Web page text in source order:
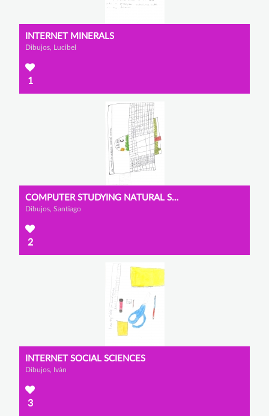
INTERNET MINERALS
Dibujos, Lucibel
1
COMPUTER STUDYING NATURAL SCIENCES
Dibujos, Santiago
2
INTERNET SOCIAL SCIENCES
Dibujos, Iván
3